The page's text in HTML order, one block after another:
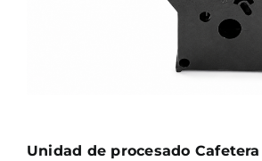
Unidad de procesado